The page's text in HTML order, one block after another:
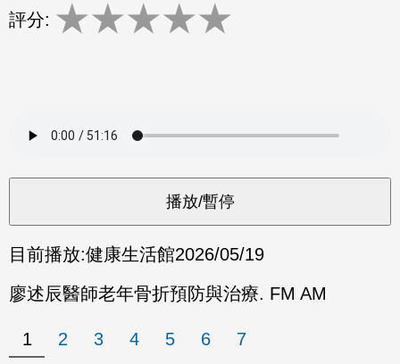
評分: ★★★★★
目前播放:健康生活館2026/05/19
廖述辰醫師老年骨折預防與治療. FM AM
1 2 3 4 5 6 7